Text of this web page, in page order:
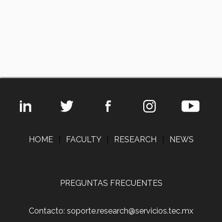
HOME FACULTY RESEARCH NEWS
PREGUNTAS FRECUENTES
Contacto: soporte.research@servicios.tec.mx